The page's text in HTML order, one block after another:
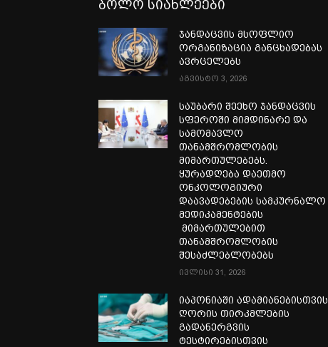
ბოლო სიახლეები
ჯანდაცვის მსოფლიო
ორგანიზაცია განცხადებას
ავრცელებს
აგვისტო 3, 2026
საუბარი შეეხო ჯანდაცვის
სფეროში მიმდინარე და
სამომავლო
თანამშრომლობის
მიმართულებებს.
ყურადღება დაეთმო
ონკოლოგიური
დაავადებების სამკურნალო
მედიკამენტების
მიმართულებით
თანამშრომლობის
შესაძლებლობებს
ივლისი 31, 2026
იაპონიაში ადამიანებისთვის
ღორის თირკმლების
გადანერგვის
ტესტირებისთვის